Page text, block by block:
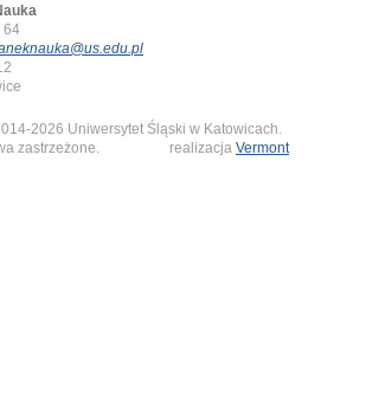
64
2026 Uniwersytet Śląski w Katowicach.
zastrzeżone.
realizacja Vermont